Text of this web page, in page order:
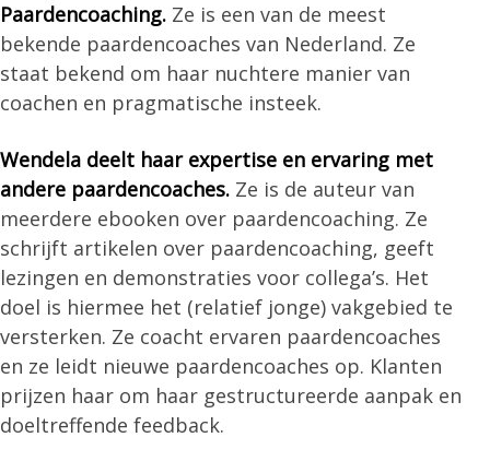
Paardencoaching. Ze is een van de meest
bekende paardencoaches van Nederland. Ze
staat bekend om haar nuchtere manier van
coachen en pragmatische insteek.
Wendela deelt haar expertise en ervaring met
andere paardencoaches. Ze is de auteur van
meerdere ebooken over paardencoaching. Ze
schrijft artikelen over paardencoaching, geeft
lezingen en demonstraties voor collega’s. Het
doel is hiermee het (relatief jonge) vakgebied te
versterken. Ze coacht ervaren paardencoaches
en ze leidt nieuwe paardencoaches op. Klanten
prijzen haar om haar gestructureerde aanpak en
doeltreffende feedback.